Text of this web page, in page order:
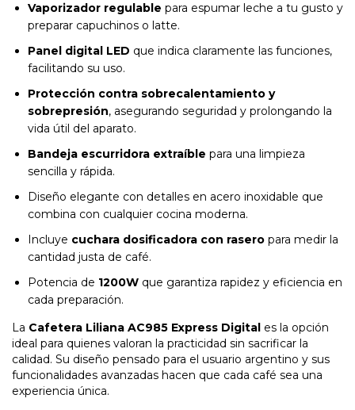
Vaporizador regulable para espumar leche a tu gusto y
preparar capuchinos o latte.
Panel digital LED que indica claramente las funciones,
facilitando su uso.
Protección contra sobrecalentamiento y
sobrepresión, asegurando seguridad y prolongando la
vida útil del aparato.
Bandeja escurridora extraíble para una limpieza
sencilla y rápida.
Diseño elegante con detalles en acero inoxidable que
combina con cualquier cocina moderna.
Incluye cuchara dosificadora con rasero para medir la
cantidad justa de café.
Potencia de 1200W que garantiza rapidez y eficiencia en
cada preparación.
La Cafetera Liliana AC985 Express Digital es la opción
ideal para quienes valoran la practicidad sin sacrificar la
calidad. Su diseño pensado para el usuario argentino y sus
funcionalidades avanzadas hacen que cada café sea una
experiencia única.